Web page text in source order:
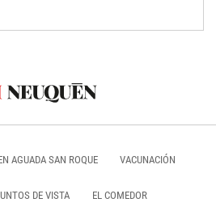
AGUADA SAN ROQUE VACUNACIÓN
DE VISTA EL COMEDOR